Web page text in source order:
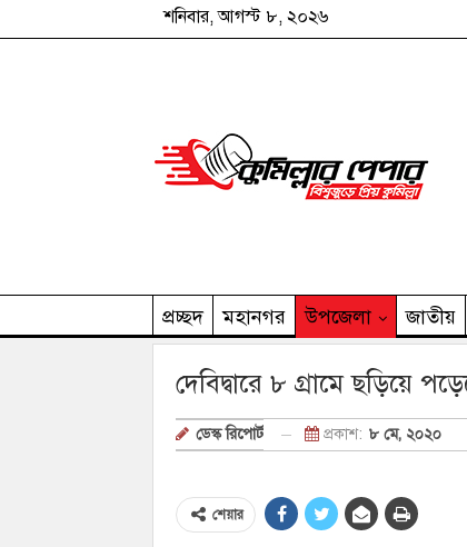
শনিবার, আগস্ট ৮, ২০২৬
প্রচ্ছদ মহানগর উপজেলা জাতীয়
দেবিদ্বারে ৮ গ্রামে ছড়িয়ে
ডেস্ক রিপোর্ট প্রকাশ: ৮ মে, ২০২০
শেয়ার